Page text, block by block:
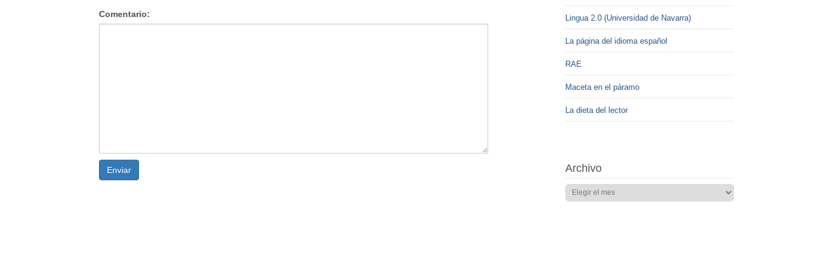
Comentario:
Enviar
Lingua 2.0 (Universidad de Navarra)
La página del idioma español
RAE
Maceta en el páramo
La dieta del lector
Archivo